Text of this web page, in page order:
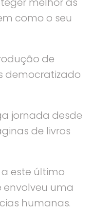
como o seu
de
democratizado
jornada desde
de livros
este último
uma
humanas.